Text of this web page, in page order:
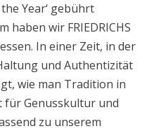
Year‘ gebührt
haben wir FRIEDRICHS
In einer Zeit, in der
und Authentizität
wie man Tradition in
für Genusskultur und
zu unserem